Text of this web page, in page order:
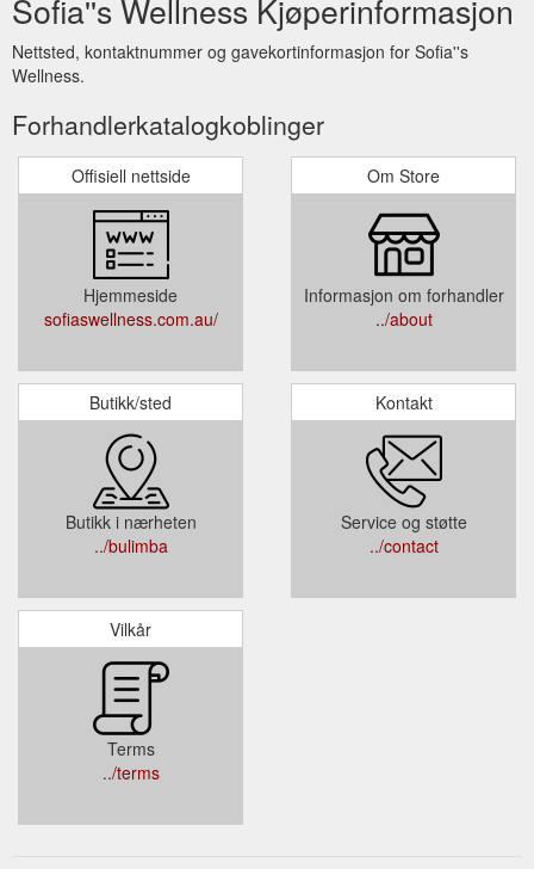
Sofia''s Wellness Kjøperinformasjon
Nettsted, kontaktnummer og gavekortinformasjon for Sofia''s
Wellness.
Forhandlerkatalogkoblinger
Offisiell nettside
Hjemmeside
sofiaswellness.com.au/
Om Store
Informasjon om forhandler
../about
Butikk/sted
Butikk i nærheten
../bulimba
Kontakt
Service og støtte
../contact
Vilkår
Terms
../terms